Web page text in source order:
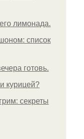
лимонада.
список
готовь.
курицей?
секреты